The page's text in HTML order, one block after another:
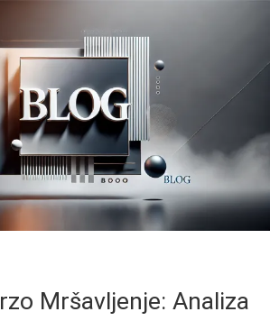
Mršavljenje: Analiza